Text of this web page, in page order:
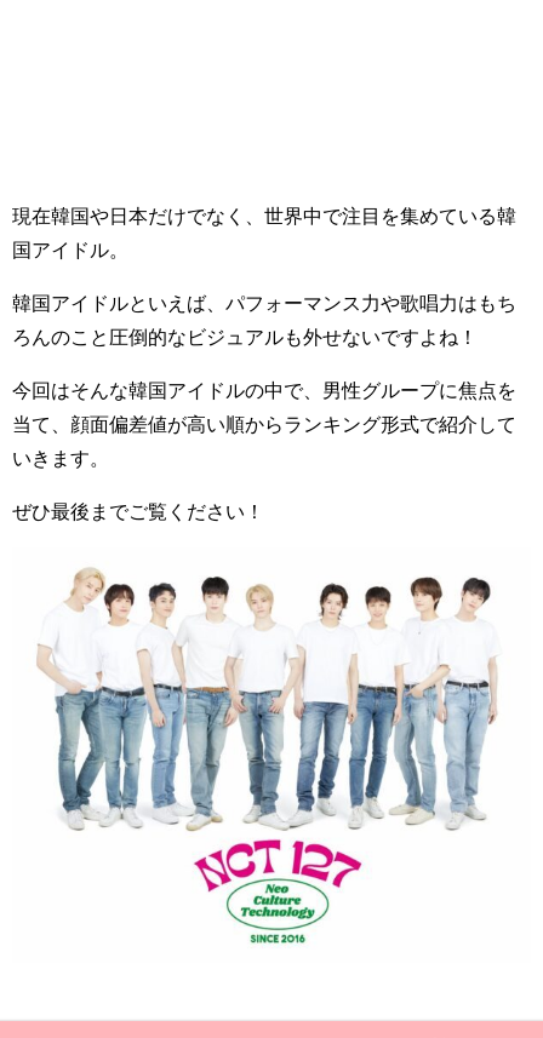
現在韓国や日本だけでなく、世界中で注目を集めている韓
国アイドル。
韓国アイドルといえば、パフォーマンス力や歌唱力はもち
ろんのこと圧倒的なビジュアルも外せないですよね！
今回はそんな韓国アイドルの中で、男性グループに焦点を
当て、顔面偏差値が高い順からランキング形式で紹介して
いきます。
ぜひ最後までご覧ください！